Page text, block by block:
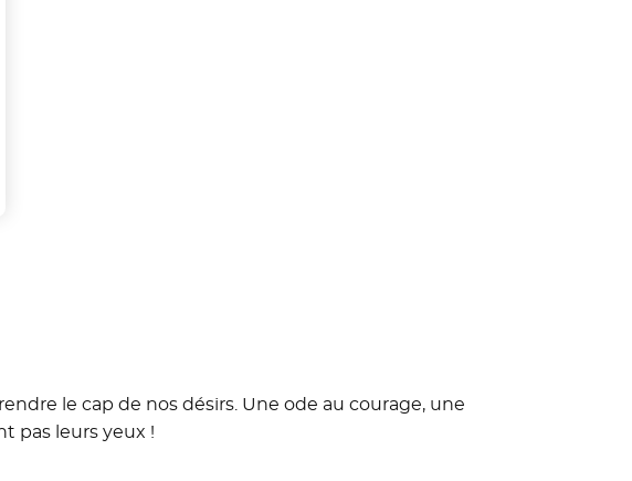
le cap de nos désirs. Une ode au courage, une
pas leurs yeux !